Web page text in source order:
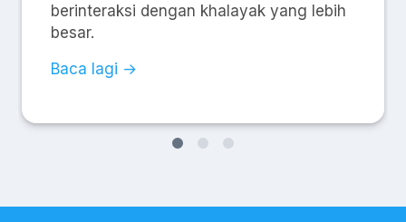
berinteraksi dengan khalayak yang lebih
besar.
Baca lagi →